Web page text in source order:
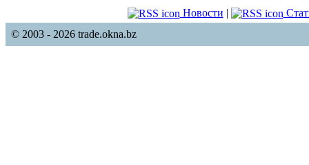
Новости |
© 2003 - 2026 trade.okna.bz